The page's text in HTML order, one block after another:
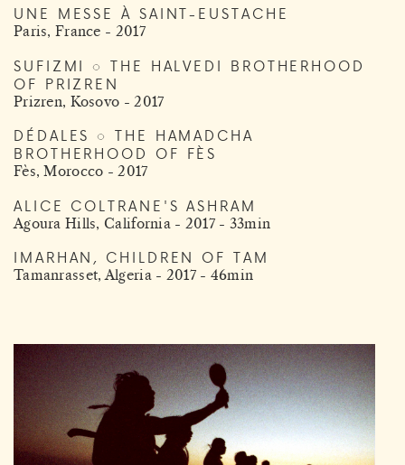
UNE MESSE À SAINT-EUSTACHE
Paris, France - 2017
SUFIZMI ◌ THE HALVEDI BROTHERHOOD
OF PRIZREN
Prizren, Kosovo - 2017
DÉDALES ◌ THE HAMADCHA
BROTHERHOOD OF FÈS
Fès, Morocco - 2017
ALICE COLTRANE'S ASHRAM
Agoura Hills, California - 2017 - 33min
IMARHAN, CHILDREN OF TAM
Tamanrasset, Algeria - 2017 - 46min